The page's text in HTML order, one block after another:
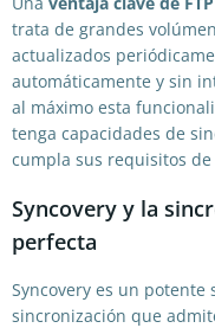
trata de grandes
actualizados
automáticamente y sin
al máximo esta
tenga capacidades de
cumpla sus requisitos
Syncovery y la
perfecta
Syncovery es un
sincronización que